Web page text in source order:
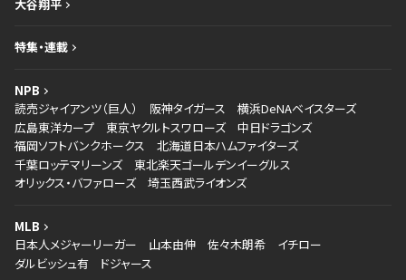
大谷翔平
特集・連載
NPB
読売ジャイアンツ（巨人）
阪神タイガース
横浜DeNAベイスターズ
広島東洋カープ
東京ヤクルトスワローズ
中日ドラゴンズ
福岡ソフトバンクホークス
北海道日本ハムファイターズ
千葉ロッテマリーンズ
東北楽天ゴールデンイーグルス
オリックス・バファローズ
埼玉西武ライオンズ
MLB
日本人メジャーリーガー
山本由伸 佐々木朗希
イチロー
ダルビッシュ有
ドジャース